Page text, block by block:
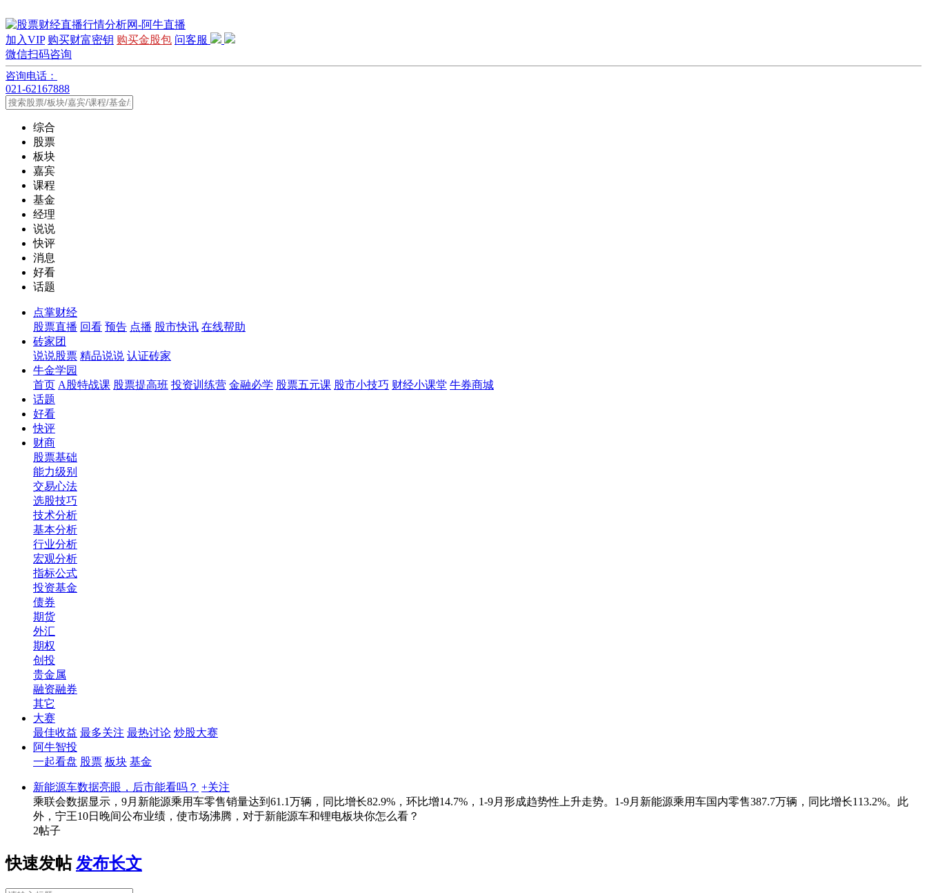
加入VIP 购买财富密钥 购买金股包 问客服
微信扫码咨询
咨询电话：
021-62167888
综合
股票
板块
嘉宾
课程
基金
经理
说说
快评
消息
好看
话题
点掌财经
股票直播 回看 预告 点播 股市快讯 在线帮助
砖家团
说说股票 精品说说 认证砖家
牛金学园
首页 A股特战课 股票提高班 投资训练营 金融必学 股票五元课 股市小技巧 财经小课堂 牛券商城
话题
好看
快评
财商
股票基础
能力级别
交易心法
选股技巧
技术分析
基本分析
行业分析
宏观分析
指标公式
投资基金
债券
期货
外汇
期权
创投
贵金属
融资融券
其它
大赛
最佳收益 最多关注 最热讨论 炒股大赛
阿牛智投
一起看盘 股票 板块 基金
新能源车数据亮眼，后市能看吗？ +关注
乘联会数据显示，9月新能源乘用车零售销量达到61.1万辆，同比增长82.9%，环比增14.7%，1-9月形成趋势性上升走势。1-9月新能源乘用车国内零售387.7万辆，同比增长113.2%。此
外，宁王10日晚间公布业绩，使市场沸腾，对于新能源车和锂电板块你怎么看？
2帖子
快速发帖 发布长文